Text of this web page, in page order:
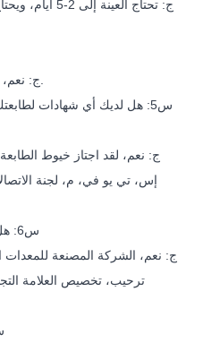
س5: هل لديك أي شهادات لطابعتك
ج: نعم، لقد اجتاز خيوط الطابعة
إس، تي يو في، م، لجنة
س6: هل من الممكن عمل طلب مخصص؟
ج: نعم، الشركة المصنعة
ترحيب، تخصيص العلامة
س7: